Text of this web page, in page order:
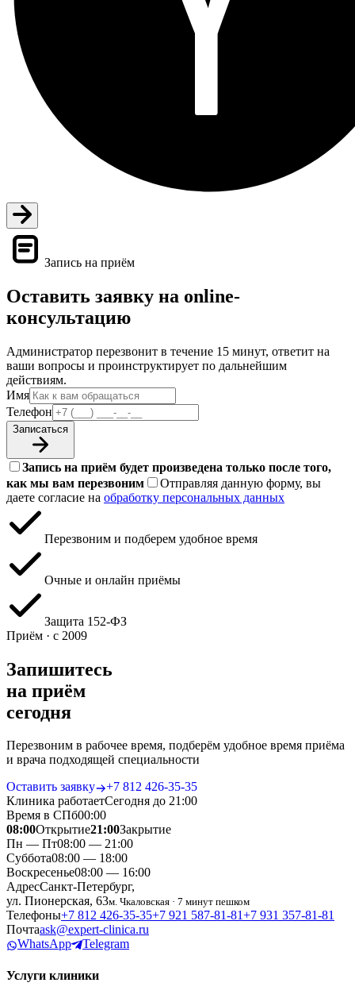
Запись на приём
Оставить заявку на online-
консультацию
Администратор перезвонит в течение 15 минут, ответит на
ваши вопросы и проинструктирует по дальнейшим
действиям.
Имя
Телефон
Записаться
Запись на приём будет произведена только после того,
как мы вам перезвоним
Отправляя данную форму, вы
даете согласие на обработку персональных данных
Перезвоним и подберем удобное время
Очные и онлайн приёмы
Защита 152‑ФЗ
Приём · с 2009
Запишитесь
на приём
сегодня
Перезвоним в рабочее время, подберём удобное время приёма
и врача подходящей специальности
Оставить заявку
+7 812 426‑35‑35
Клиника работаетСегодня до 21:00
Время в СПб00:00
08:00Открытие21:00Закрытие
Пн — Пт08:00 — 21:00
Суббота08:00 — 18:00
Воскресенье08:00 — 16:00
АдресСанкт-Петербург,
ул. Пионерская, 63м. Чкаловская · 7 минут пешком
Телефоны+7 812 426‑35‑35+7 921 587‑81‑81+7 931 357‑81‑81
Почтаask@expert-clinica.ru
WhatsApp
Telegram
Услуги клиники